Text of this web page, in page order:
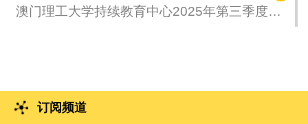
澳门理工大学持续教育中心2025年第三季度课
订阅频道